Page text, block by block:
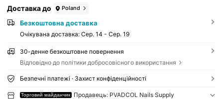
Доставка до Poland
Безкоштовна доставка
Очікувана доставка: Сер. 14 - Сер. 19
30-денне безкоштовне повернення
Відповідно до політики добросовісного використання
Безпечні платежі · Захист конфіденційності
Торговий майданчик
Продавець: PVADCOL Nails Supply